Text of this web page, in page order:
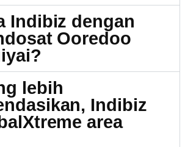
Indibiz dengan
Ooredoo
lebih
Indibiz
area